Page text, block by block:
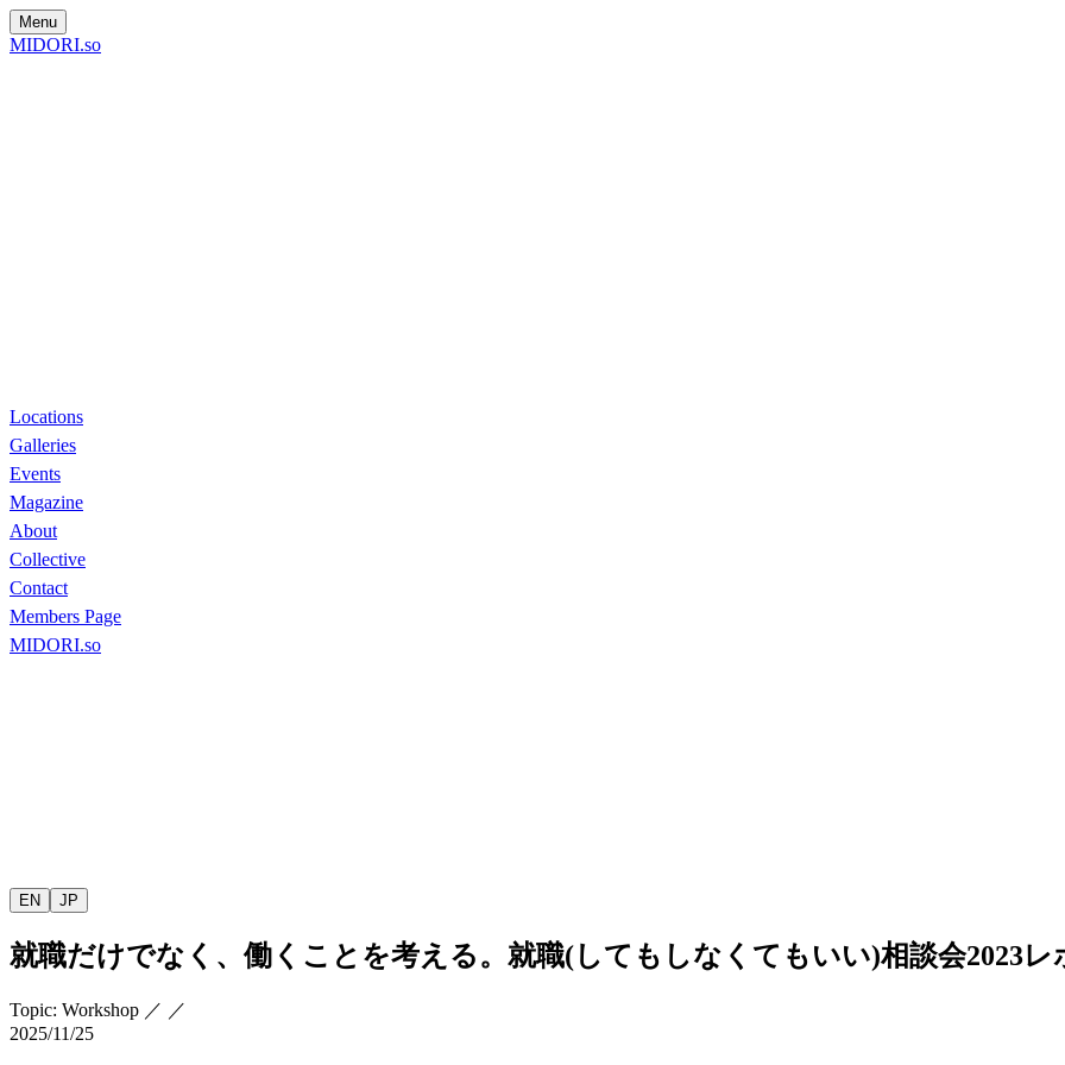
Menu
MIDORI.so
Locations
Galleries
Events
Magazine
About
Collective
Contact
Members Page
MIDORI.so
EN JP
就職だけでなく、働くことを考える。就職(してもしなくてもいい)相談会2023レ
Topic: Workshop ／ ／
2025/11/25